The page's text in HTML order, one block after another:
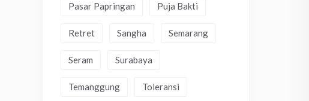
Pasar Papringan Puja Bakti
Retret Sangha Semarang
Seram Surabaya
Temanggung Toleransi